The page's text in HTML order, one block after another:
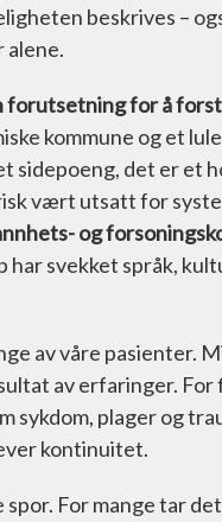
beskrives –
alene.
forutsetning for å
kommune og et
sidepoeng, det er et
vært utsatt for
og
har svekket språk,
av våre pasienter.
av erfaringer. For
sykdom, plager og
kontinuitet.
For mange tar